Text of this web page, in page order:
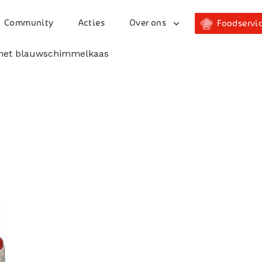
Community Acties Over ons